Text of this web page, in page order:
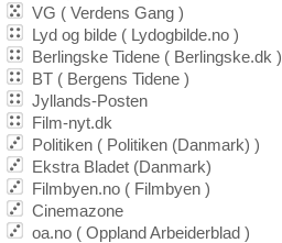
VG ( Verdens Gang )
Lyd og bilde ( Lydogbilde.no )
Berlingske Tidene ( Berlingske.dk )
BT ( Bergens Tidene )
Jyllands-Posten
Film-nyt.dk
Politiken ( Politiken (Danmark) )
Ekstra Bladet (Danmark)
Filmbyen.no ( Filmbyen )
Cinemazone
oa.no ( Oppland Arbeiderblad )